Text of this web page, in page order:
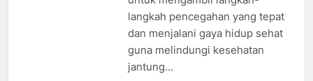
langkah pencegahan yang tepat
dan menjalani gaya hidup sehat
guna melindungi kesehatan
jantung…